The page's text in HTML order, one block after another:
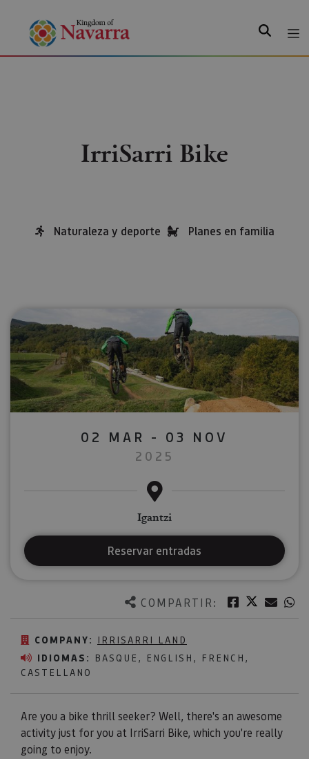
Search
IrriSarri Bike
Naturaleza y deporte Planes en familia
COMPARTIR: Facebook
Twitter
COMPANY: IRRISARRI LAND
IDIOMAS:
BASQUE, ENGLISH, FRENCH,
CASTELLANO
Are you a bike thrill seeker? Well, there's an awesome
activity just for you at IrriSarri Bike, which you're really
going to enjoy.
02 MAR - 03 NOV
2025
Igantzi
Reservar entradas